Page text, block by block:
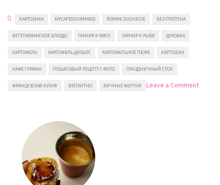
KARTOSHKA MYCAFEGOURMAND POMME DUCHESSE БЕЗ ГЛЮТЕНА
ВЕГЕТАРИАНСКОЕ БЛЮДО ГАРНИР К МЯСУ ГАРНИР К РЫБЕ ДУХОВКА
КАРТОФЕЛЬ КАРТОФЕЛЬ ДЮШЕС КАРТОФЕЛЬНОЕ ПЮРЕ КАРТОШКА
КАФЕ ГУРМАН ПОШАГОВЫЙ РЕЦЕПТ С ФОТО ПРАЗДНИЧНЫЙ СТОЛ
ФРАНЦУЗСКАЯ КУХНЯ ЭЛЕГАНТНО ЯИЧНЫЕ ЖЕЛТКИ Leave a Commenton